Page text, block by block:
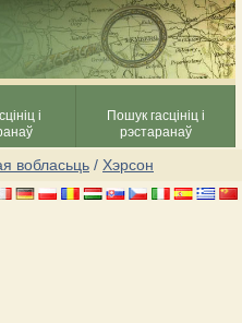
і
Пошук гасцініц і
рэстаранаў
вобласьць / Хэрсон